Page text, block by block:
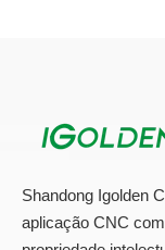
cama.
Dirigir
Redutor
Shandong Igolden
aplicação CNC